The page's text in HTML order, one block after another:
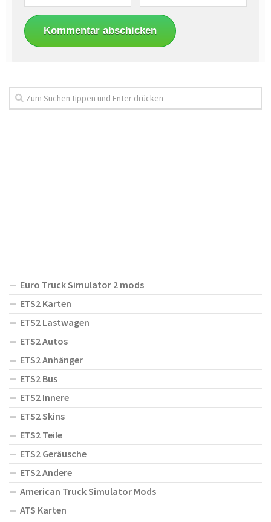
Euro Truck Simulator 2 mods
ETS2 Karten
ETS2 Lastwagen
ETS2 Autos
ETS2 Anhänger
ETS2 Bus
ETS2 Innere
ETS2 Skins
ETS2 Teile
ETS2 Geräusche
ETS2 Andere
American Truck Simulator Mods
ATS Karten